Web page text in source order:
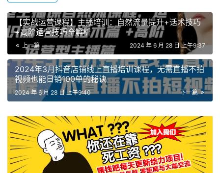
【实战运营课程】主播培训：自然流量提升+话术技巧
+高阶运营技巧全解析
上一篇 2024 年 6 月 28 日 上午9:37
2024年3月抖音店铺线上直播培训课程，无需直播不拍
视频也能日销100单的秘诀
下一篇
2024 年 6 月 28 日 上午9:40